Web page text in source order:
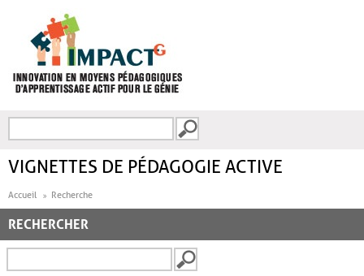
FORMULAIRE DE
VIGNETTES DE PÉDAGOGIE ACTIVE
Accueil Recherche
RECHERCHER